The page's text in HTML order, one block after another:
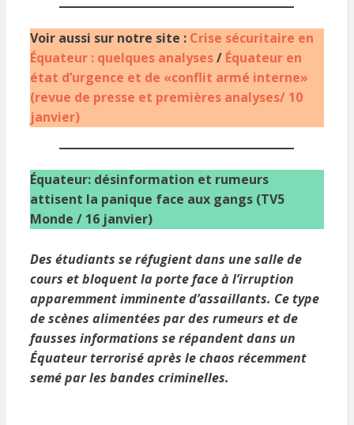
Voir aussi sur notre site : Crise sécuritaire en
Équateur : quelques analyses/ Équateur en
état d’urgence et de «conflit armé interne»
(revue de presse et premières analyses/ 10
janvier)
Équateur: désinformation et rumeurs
attisent la panique face aux gangs (TV5
Monde / 16 janvier)
Des étudiants se réfugient dans une salle de
cours et bloquent la porte face à l’irruption
apparemment imminente d’assaillants. Ce type
de scènes alimentées par des rumeurs et de
fausses informations se répandent dans un
Équateur terrorisé après le chaos récemment
semé par les bandes criminelles.